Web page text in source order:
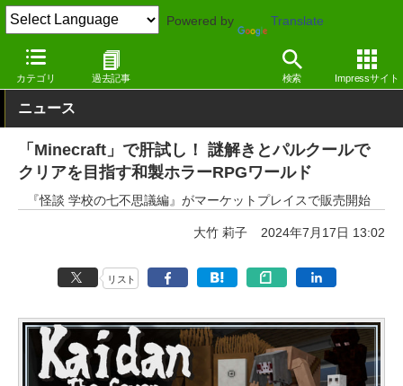
Powered by Translate
カテゴリ 過去記事 検索 Impressサイト
窓の杜 エンタメ ゲーム
ニュース
「Minecraft」で肝試し！ 謎解きとパルクールで
クリアを目指す和製ホラーRPGワールド
『怪談 学校の七不思議編』がマーケットプレイスで販売開始
大竹 莉子 2024年7月17日 13:02
リスト